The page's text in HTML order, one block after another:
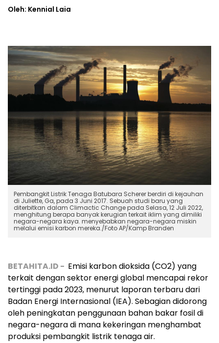
Oleh: Kennial Laia
Pembangkit Listrik Tenaga Batubara Scherer berdiri di kejauhan
di Juliette, Ga, pada 3 Juni 2017. Sebuah studi baru yang
diterbitkan dalam Climactic Change pada Selasa, 12 Juli 2022,
menghitung berapa banyak kerugian terkait iklim yang dimiliki
negara-negara kaya. menyebabkan negara-negara miskin
melalui emisi karbon mereka./Foto AP/Kamp Branden
BETAHITA.ID - Emisi karbon dioksida (CO2) yang
terkait dengan sektor energi global mencapai rekor
tertinggi pada 2023, menurut laporan terbaru dari
Badan Energi Internasional (IEA). Sebagian didorong
oleh peningkatan penggunaan bahan bakar fosil di
negara-negara di mana kekeringan menghambat
produksi pembangkit listrik tenaga air.